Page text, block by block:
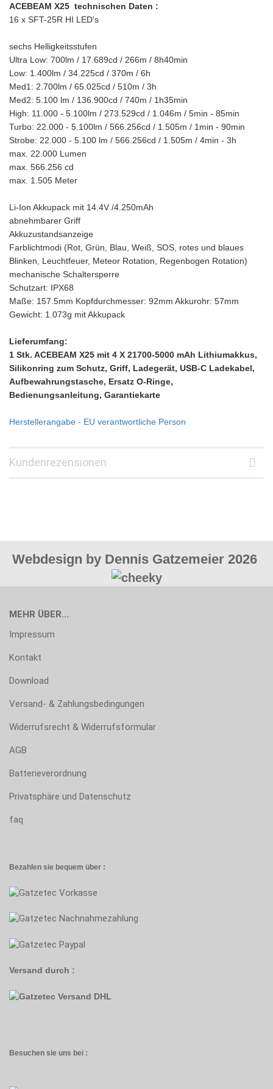
ACEBEAM X25 technischen Daten :
16 x SFT-25R HI LED's
sechs Helligkeitsstufen
Ultra Low: 700lm / 17.689cd / 266m / 8h40min
Low: 1.400lm / 34.225cd / 370m / 6h
Med1: 2.700lm / 65.025cd / 510m / 3h
Med2: 5.100 lm / 136.900cd / 740m / 1h35min
High: 11.000 - 5.100lm / 273.529cd / 1.046m / 5min - 85min
Turbo: 22.000 - 5.100lm / 566.256cd / 1.505m / 1min - 90min
Strobe: 22.000 - 5.100 lm / 566.256cd / 1.505m / 4min - 3h
max. 22.000 Lumen
max. 566.256 cd
max. 1.505 Meter
Li-Ion Akkupack mit 14.4V /4.250mAh
abnehmbarer Griff
Akkuzustandsanzeige
Farblichtmodi (Rot, Grün, Blau, Weiß, SOS, rotes und blaues
Blinken, Leuchtfeuer, Meteor Rotation, Regenbogen Rotation)
mechanische Schaltersperre
Schutzart: IPX68
Maße: 157.5mm Kopfdurchmesser: 92mm Akkurohr: 57mm
Gewicht: 1.073g mit Akkupack
Lieferumfang:
1 Stk. ACEBEAM X25 mit 4 X 21700-5000 mAh Lithiumakkus,
Silikonring zum Schutz, Griff, Ladegerät, USB-C Ladekabel,
Aufbewahrungstasche, Ersatz O-Ringe,
Bedienungsanleitung, Garantiekarte
Herstellerangabe - EU verantwortliche Person
Kundenrezensionen
Webdesign by Dennis Gatzemeier 2026
MEHR ÜBER...
Impressum
Kontakt
Download
Versand- & Zahlungsbedingungen
Widerrufsrecht & Widerrufsformular
AGB
Batterieverordnung
Privatsphäre und Datenschutz
faq
Bezahlen sie bequem über :
Versand durch :
Besuchen sie uns bei :